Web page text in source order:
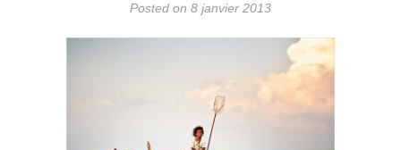
Posted on 8 janvier 2013